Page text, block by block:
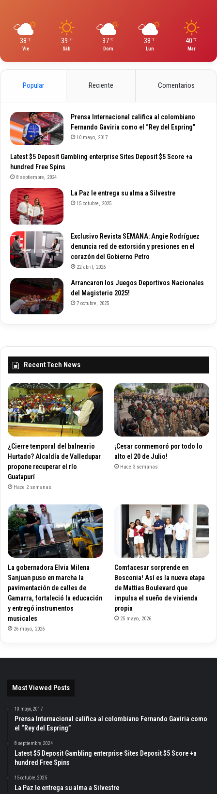
38 ℃
Vie
39 ℃
Sáb
37 ℃
Dom
38 ℃
Lun
40 ℃
Mar
Popular Reciente Comentarios
Prensa Internacional califica al colombiano
Fernando Gaviria como el “Rey del Espring”
10 mayo, 2017
Latest $5 Deposit Gambling enterprise Sites Deposit $5 Score +a
hundred Free Spins
8 septiembre, 2024
La Paz le entrega su alma a Silvestre
15 octubre, 2025
Exclusivo Revista SEMANA: Angie Rodríguez
denuncia red de extorsión y presiones en el
corazón del Gobierno Petro
22 abril, 2026
Arrancaron los Juegos Deportivos Nacionales
del Magisterio 2025!
7 octubre, 2025
Recent Tech News
¿Cierre temporal del balneario
Hurtado? Alcaldía de Valledupar
propone recuperar el río
Guatapurí
Hace 2 semanas
¡Cesar conmemoró por todo lo
alto el 20 de Julio!
Hace 3 semanas
La gobernadora Elvia Milena
Sanjuan puso en marcha la
pavimentación de calles de
Gamarra, fortaleció la educación
y entregó instrumentos
musicales
26 mayo, 2026
Comfacesar sorprende en
Bosconia! Así es la nueva etapa
de Mattias Boulevard que
impulsa el sueño de vivienda
propia
25 mayo, 2026
Most Viewed Posts
10 mayo, 2017
Prensa Internacional califica al colombiano Fernando Gaviria como
el “Rey del Espring”
8 septiembre, 2024
Latest $5 Deposit Gambling enterprise Sites Deposit $5 Score +a
hundred Free Spins
15 octubre, 2025
La Paz le entrega su alma a Silvestre